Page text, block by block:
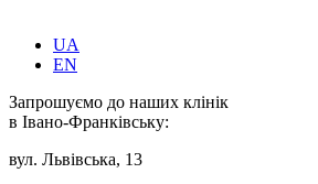
UA
EN
Запрошуємо до наших клінік
в Івано-Франківську:
вул. Львівська, 13